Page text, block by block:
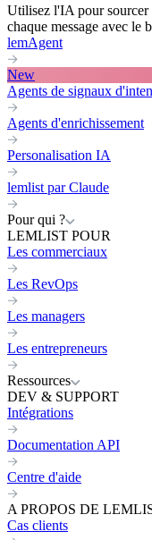
Utilisez l'IA pour sourcer
chaque message avec le
lemAgent
New
Agents de signaux
Agents d'enrichissement
Personalisation IA
lemlist par Claude
Pour qui ?
LEMLIST POUR
Les commerciaux
Les RevOps
Les managers
Les entrepreneurs
Ressources
DEV & SUPPORT
Intégrations
Documentation API
Centre d'aide
A PROPOS DE
Cas clients